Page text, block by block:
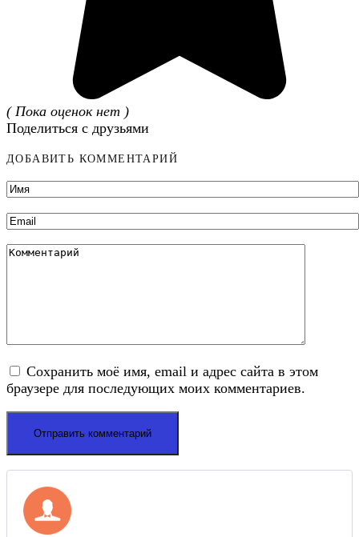
( Пока оценок нет )
Поделиться с друзьями
ДОБАВИТЬ КОММЕНТАРИЙ
Имя
Email
Комментарий
Сохранить моё имя, email и адрес сайта в этом
браузере для последующих моих комментариев.